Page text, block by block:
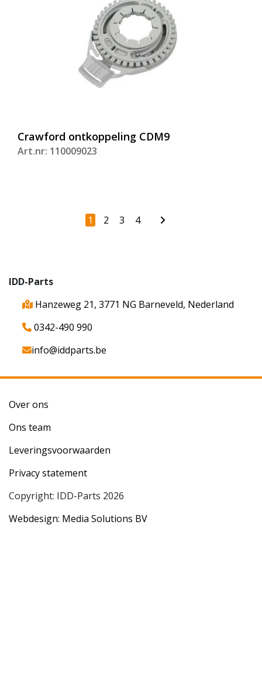
Crawford ontkoppeling CDM9
Art.nr: 110009023
1 2 3 4
IDD-Parts
Hanzeweg 21, 3771 NG Barneveld, Nederland
0342-490 990
info@iddparts.be
Over ons
Ons team
Leveringsvoorwaarden
Privacy statement
Copyright: IDD-Parts 2026
Webdesign: Media Solutions BV